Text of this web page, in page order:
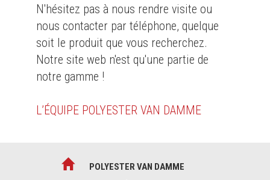
N'hésitez pas à nous rendre visite ou
nous contacter par téléphone, quelque
soit le produit que vous recherchez.
Notre site web n'est qu'une partie de
notre gamme !
L’ÉQUIPE POLYESTER VAN DAMME
POLYESTER VAN DAMME